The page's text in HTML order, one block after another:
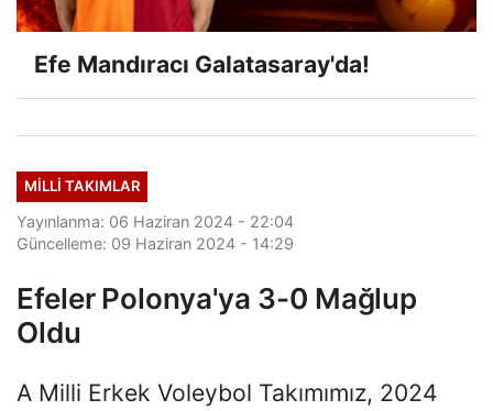
Efe Mandıracı Galatasaray'da!
MILLI TAKIMLAR
Yayınlanma: 06 Haziran 2024 - 22:04
Güncelleme: 09 Haziran 2024 - 14:29
Efeler Polonya'ya 3-0 Mağlup
Oldu
A Milli Erkek Voleybol Takımımız, 2024